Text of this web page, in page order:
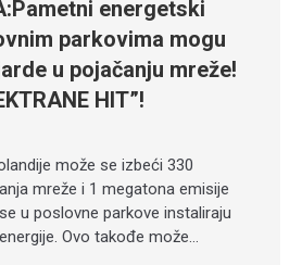
energetski
parkovima mogu
u pojačanju mreže!
HIT”!
može se izbeći 330
mreže i 1 megatona emisije
u poslovne parkove instaliraju
Ovo takođe može…